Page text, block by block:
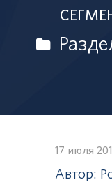
17 июля
Автор: